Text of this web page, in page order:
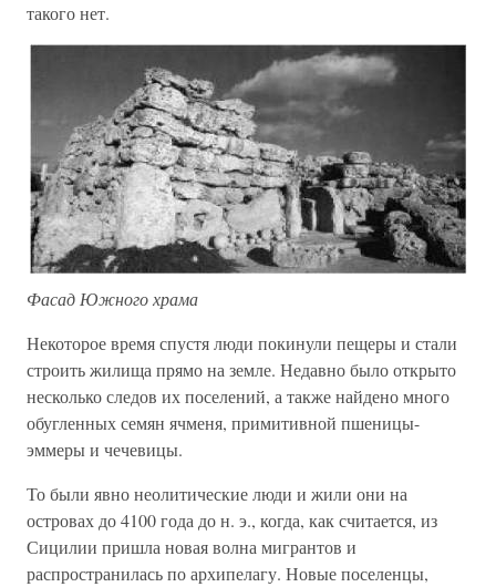
такого нет.
Фасад Южного храма
Некоторое время спустя люди покинули пещеры и стали
строить жилища прямо на земле. Недавно было открыто
несколько следов их поселений, а также найдено много
обугленных семян ячменя, примитивной пшеницы-
эммеры и чечевицы.
То были явно неолитические люди и жили они на
островах до 4100 года до н. э., когда, как считается, из
Сицилии пришла новая волна мигрантов и
распространилась по архипелагу. Новые поселенцы,